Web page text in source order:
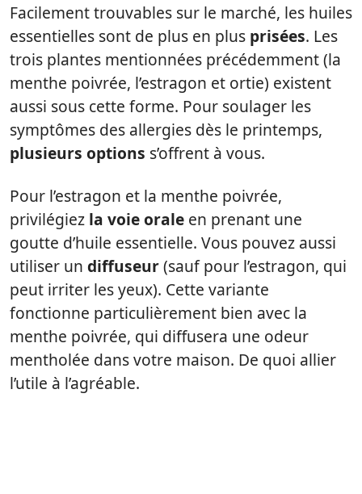
Facilement trouvables sur le marché, les huiles
essentielles sont de plus en plus prisées. Les
trois plantes mentionnées précédemment (la
menthe poivrée, l’estragon et ortie) existent
aussi sous cette forme. Pour soulager les
symptômes des allergies dès le printemps,
plusieurs options s’offrent à vous.
Pour l’estragon et la menthe poivrée,
privilégiez la voie orale en prenant une
goutte d’huile essentielle. Vous pouvez aussi
utiliser un diffuseur(sauf pour l’estragon, qui
peut irriter les yeux). Cette variante
fonctionne particulièrement bien avec la
menthe poivrée, qui diffusera une odeur
mentholée dans votre maison. De quoi allier
l’utile à l’agréable.